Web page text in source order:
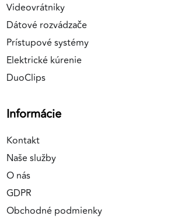
Videovrátniky
Dátové rozvádzače
Prístupové systémy
Elektrické kúrenie
DuoClips
Informácie
Kontakt
Naše služby
O nás
GDPR
Obchodné podmienky